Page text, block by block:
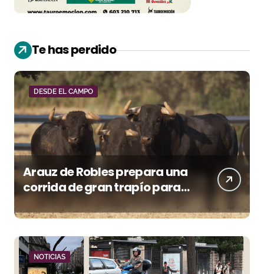
Te has perdido
DESDE EL CAMPO
Arauz de Robles prepara una
corrida de gran trapío para
la despedida de Víctor Puerto
en Ciudad Real (Vídeo)
NOTICIAS